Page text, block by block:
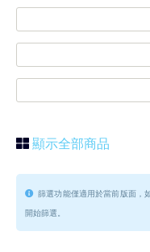
顯示全部商品
篩選功能僅適用於當前版面，
開始篩選。